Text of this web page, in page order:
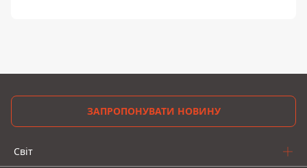
ЗАПРОПОНУВАТИ НОВИНУ
Світ